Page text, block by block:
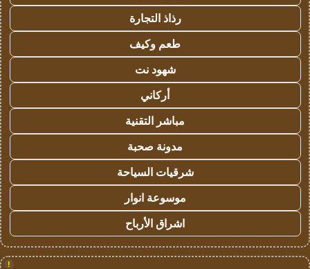
رذاذ التجارة
طعم وكيف
شهود نت
أركاني
مباشر التقنية
مدونة صحبة
شرقيات السياحة
موسوعة انوار
اشراق الأرباح
!